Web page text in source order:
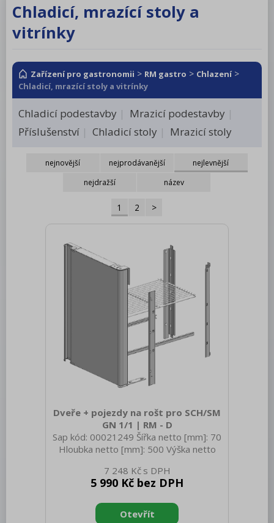
RM gastro
RM LOTUS 600
RM LOTUS 900
Roboty, příprava masa a zeleniny
Pizza program
Šokery
Regálový systém
Bufety, drop-in, vitríny, výdejní vany a
Redfox
REDFOX 600
Volně stojící moduly
Nerezový program
Příprava masa a zeleniny
Chladicí, mrazící stoly a
vitrínky
Zařízení pro gastronomii > RM gastro > Chlazení>
Chladicí, mrazící stoly a vitrínky
Chladicí podestavby
Mrazicí podestavby
Příslušenství
Chladicí stoly Mrazicí stoly
nejnovější nejprodávanější
nejlevnější
nejdražší
název
1 2 >
Dveře + pojezdy na rošt pro SCH/SM
GN 1/1 | RM - D
Sap kód: 00021249 Šířka netto [mm]: 70
Hloubka netto [mm]: 500 Výška netto
Šířka brutto [mm]: 70 Hloubka brutto
[mm]: 500 Výška brutto [mm]: 740
7 248 Kč
5 990 Kč bez DPH